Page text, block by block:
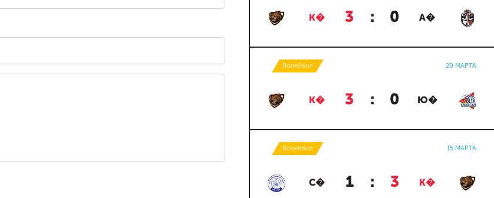
К� 3 : 0 А�
Волейбол 20 МАРТА
К� 3 : 0 Ю�
Волейбол 15 МАРТА
С� 1 : 3 К�